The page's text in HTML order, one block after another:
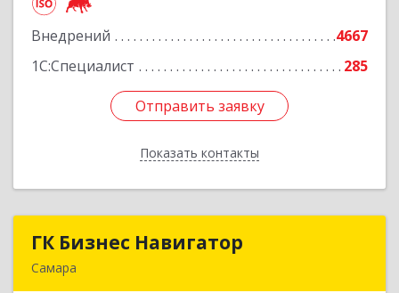
Внедрений
4667
1С:Специалист
285
Отправить заявку
Показать контакты
Подробнее
Отправить заявку
Назад
ГК Бизнес Навигатор
Самара
ГК Бизнес Навигатор